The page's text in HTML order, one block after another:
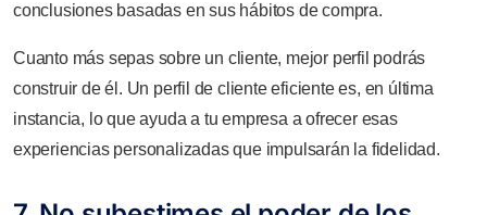
conclusiones basadas en sus hábitos de compra.
Cuanto más sepas sobre un cliente, mejor perfil podrás
construir de él. Un perfil de cliente eficiente es, en última
instancia, lo que ayuda a tu empresa a ofrecer esas
experiencias personalizadas que impulsarán la fidelidad.